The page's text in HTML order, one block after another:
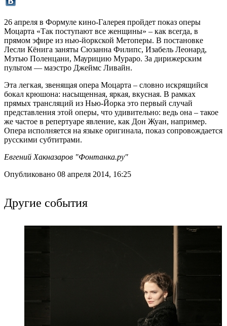
26 апреля в Формуле кино-Галерея пройдет показ оперы
Моцарта «Так поступают все женщины» – как всегда, в
прямом эфире из нью-йоркской Метоперы. В постановке
Лесли Кёнига заняты Сюзанна Филипс, Изабель Леонард,
Мэтью Поленцани, Маурицию Мураро. За дирижерским
пультом — маэстро Джеймс Ливайн.
Эта легкая, звенящая опера Моцарта – словно искрящийся
бокал крюшона: насыщенная, яркая, вкусная. В рамках
прямых трансляций из Нью-Йорка это первый случай
представления этой оперы, что удивительно: ведь она – такое
же частое в репертуаре явление, как Дон Жуан, например.
Опера исполняется на языке оригинала, показ сопровождается
русскими субтитрами.
Евгений Хакназаров "Фонтанка.ру"
Опубликовано 08 апреля 2014, 16:25
Другие события